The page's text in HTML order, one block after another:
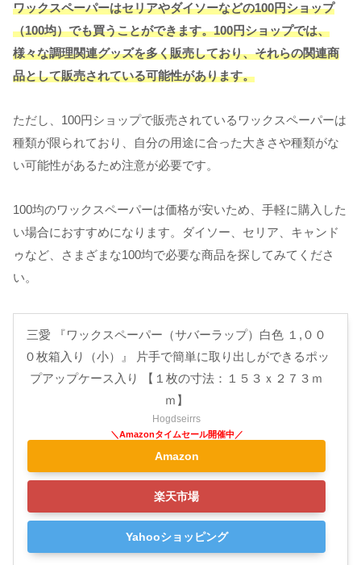
ワックスペーパーはセリアやダイソーなどの100円ショップ
（100均）でも買うことができます。100円ショップでは、
様々な調理関連グッズを多く販売しており、それらの関連商
品として販売されている可能性があります。
ただし、100円ショップで販売されているワックスペーパーは
種類が限られており、自分の用途に合った大きさや種類がな
い可能性があるため注意が必要です。
100均のワックスペーパーは価格が安いため、手軽に購入した
い場合におすすめになります。ダイソー、セリア、キャンド
ゥなど、さまざまな100均で必要な商品を探してみてくださ
い。
三愛 『ワックスペーパー（サバーラップ）白色 １,００
０枚箱入り（小）』 片手で簡単に取り出しができるポッ
プアップケース入り 【１枚の寸法：１５３ｘ２７３ｍ
ｍ】
Hogdseirrs
Amazon
楽天市場
Yahooショッピング